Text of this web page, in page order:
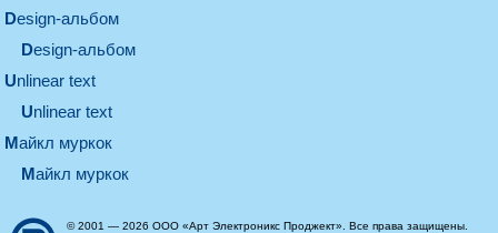
design-альбом
design-альбом
unlinear text
Unlinear text
майкл муркок
майкл муркок
© 2001 — 2026 ООО «Арт Электроникс Проджект». Все права защищены.